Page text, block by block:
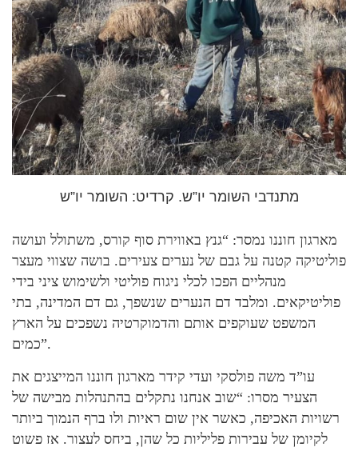
מתנדבי השומר יו”ש. קרדיט: השומר יו”ש
מארגון חוננו נמסר: “גנץ באווירת סוף קורס, משתולל ועושה
פוליטיקה קטנה על גבם של נערים צעירים. בושה שצווי מעצר
מנהליים הפכו לכלי ניגוח פוליטי ולשימוש ציני בידי
פוליטיקאים. ומלבד דם הנערים שנשפך, גם דם המדינה, בתי
המשפט שעוקפים אותם והדמוקרטיה נשפכים על הארץ
כמים”.
עו”ד משה פולסקי ועדי קידר מארגון חוננו המייצגים את
הצעיר מסרו: “‏שוב אנחנו נתקלים בהתנהלות מבישה של
רשויות האכיפה, כאשר אין שום ראיות ולו ברף הנמוך ביותר
לקיומן של עבירות פליליות כל שהן, ביחס לעצור. אז פשוט